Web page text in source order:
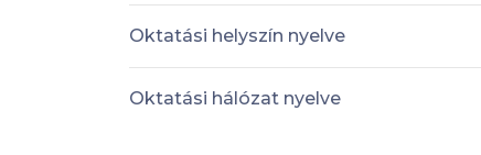
Oktatási helyszín nyelve
Oktatási hálózat nyelve